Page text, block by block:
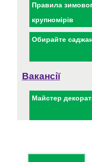
Правила
крупномірів
Обирайте
Вакансії
Майстер